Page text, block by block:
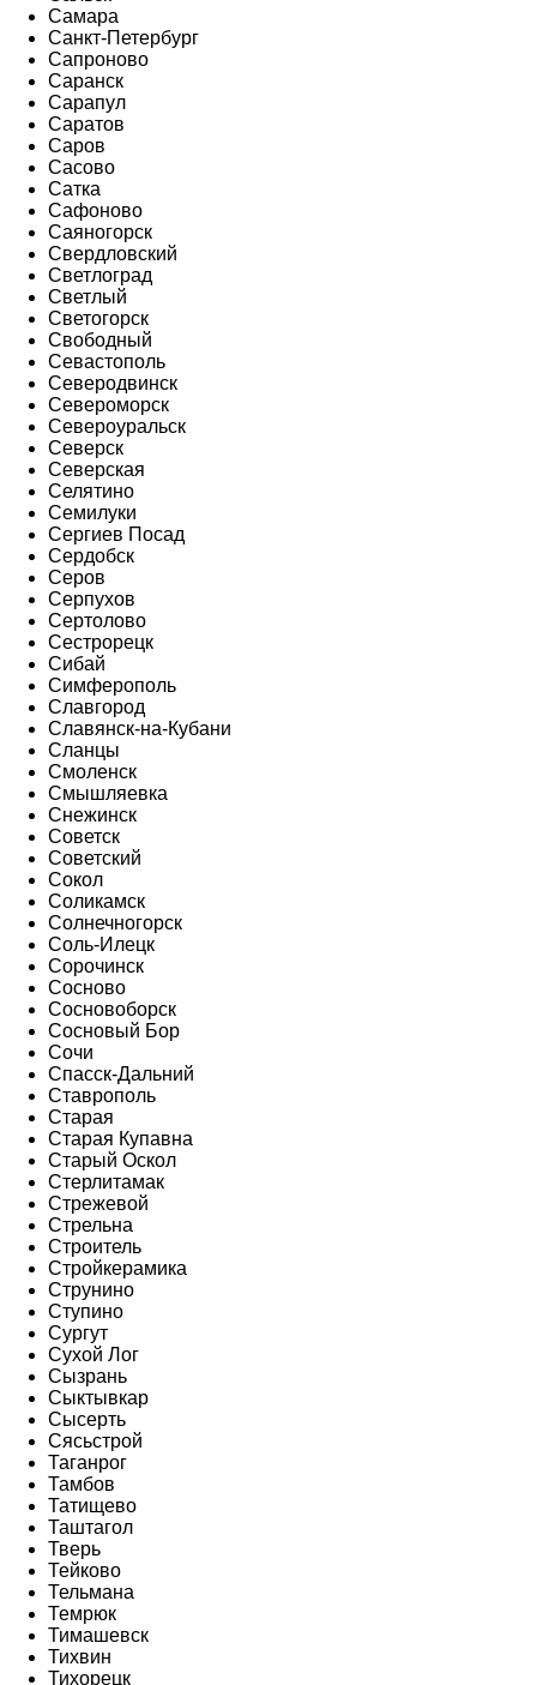
Самара
Санкт-Петербург
Сапроново
Саранск
Сарапул
Саратов
Саров
Сасово
Сатка
Сафоново
Саяногорск
Свердловский
Светлоград
Светлый
Светогорск
Свободный
Севастополь
Северодвинск
Североморск
Североуральск
Северск
Северская
Селятино
Семилуки
Сергиев Посад
Сердобск
Серов
Серпухов
Сертолово
Сестрорецк
Сибай
Симферополь
Славгород
Славянск-на-Кубани
Сланцы
Смоленск
Смышляевка
Снежинск
Советск
Советский
Сокол
Соликамск
Солнечногорск
Соль-Илецк
Сорочинск
Сосново
Сосновоборск
Сосновый Бор
Сочи
Спасск-Дальний
Ставрополь
Старая
Старая Купавна
Старый Оскол
Стерлитамак
Стрежевой
Стрельна
Строитель
Стройкерамика
Струнино
Ступино
Сургут
Сухой Лог
Сызрань
Сыктывкар
Сысерть
Сясьстрой
Таганрог
Тамбов
Татищево
Таштагол
Тверь
Тейково
Тельмана
Темрюк
Тимашевск
Тихвин
Тихорецк